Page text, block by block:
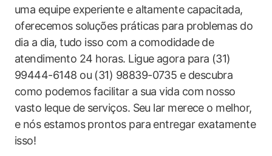
uma equipe experiente e altamente capacitada,
oferecemos soluções práticas para problemas do
dia a dia, tudo isso com a comodidade de
atendimento 24 horas. Ligue agora para (31)
99444-6148 ou (31) 98839-0735 e descubra
como podemos facilitar a sua vida com nosso
vasto leque de serviços. Seu lar merece o melhor,
e nós estamos prontos para entregar exatamente
isso!